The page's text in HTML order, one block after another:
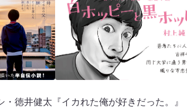
・徳井健太『イカれた俺が好きだった。』